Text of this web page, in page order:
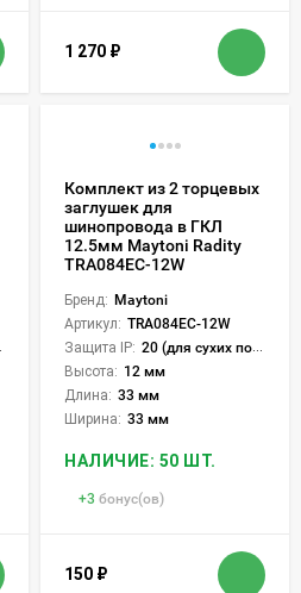
1 270 ₽
Комплект из 2 торцевых
заглушек для
шинопровода в ГКЛ
12.5мм Maytoni Radity
TRA084EC-12W
Бренд: Maytoni
Артикул: TRA084EC-12W
Защита IP: 20 (для сухих пом.)
Высота: 12 мм
Длина: 33 мм
Ширина: 33 мм
НАЛИЧИЕ: 50 ШТ.
+3 бонус(ов)
150 ₽